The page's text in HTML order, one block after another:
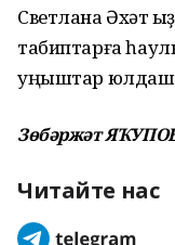
Светлана Әхәт
табиптарға
уңыштар юлдаш
Зөбәржәт
Читайте нас